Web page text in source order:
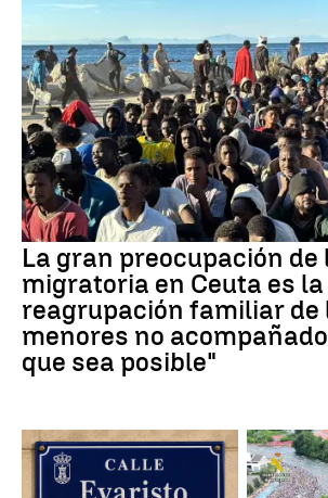
La gran preocupación de
migratoria en Ceuta es la
reagrupación familiar de
menores no
que sea posible"